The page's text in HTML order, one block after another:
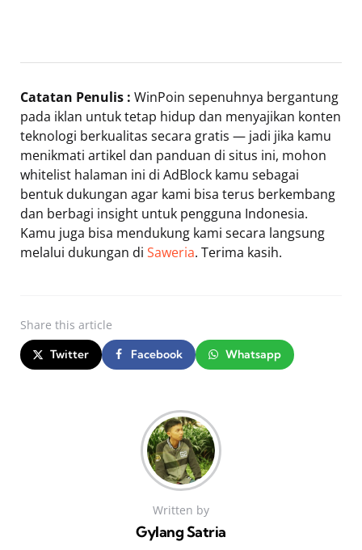
Catatan Penulis : WinPoin sepenuhnya bergantung
pada iklan untuk tetap hidup dan menyajikan konten
teknologi berkualitas secara gratis — jadi jika kamu
menikmati artikel dan panduan di situs ini, mohon
whitelist halaman ini di AdBlock kamu sebagai
bentuk dukungan agar kami bisa terus berkembang
dan berbagi insight untuk pengguna Indonesia.
Kamu juga bisa mendukung kami secara langsung
melalui dukungan di Saweria. Terima kasih.
Share this article
Twitter Facebook Whatsapp
Written by
Gylang Satria